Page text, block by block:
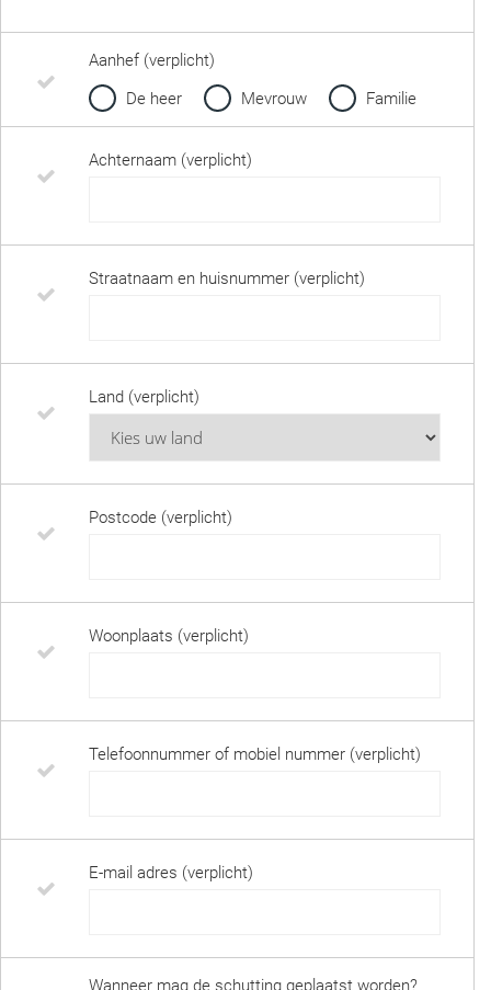
Aanhef (verplicht)
De heer
Mevrouw Familie
Achternaam (verplicht)
Straatnaam en huisnummer (verplicht)
Land (verplicht)
Postcode (verplicht)
Woonplaats (verplicht)
Telefoonnummer of mobiel nummer (verplicht)
E-mail adres (verplicht)
Wanneer mag de schutting geplaatst worden?